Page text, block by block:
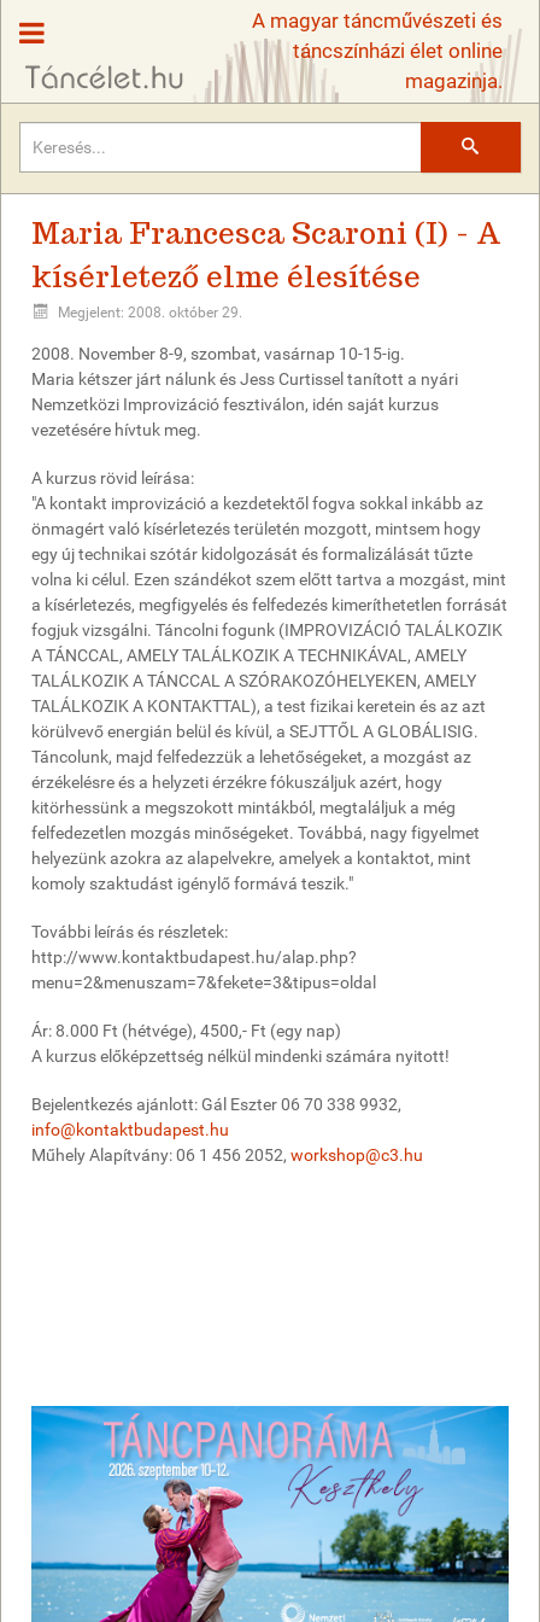
A magyar táncművészeti és
táncszínházi élet online
magazinja.
Maria Francesca Scaroni (I) - A
kísérletező elme élesítése
Megjelent: 2008. október 29.
2008. November 8-9, szombat, vasárnap 10-15-ig.
Maria kétszer járt nálunk és Jess Curtissel tanított a nyári
Nemzetközi Improvizáció fesztiválon, idén saját kurzus
vezetésére hívtuk meg.
A kurzus rövid leírása:
"A kontakt improvizáció a kezdetektől fogva sokkal inkább az
önmagért való kísérletezés területén mozgott, mintsem hogy
egy új technikai szótár kidolgozását és formalizálását tűzte
volna ki célul. Ezen szándékot szem előtt tartva a mozgást, mint
a kísérletezés, megfigyelés és felfedezés kimeríthetetlen forrását
fogjuk vizsgálni. Táncolni fogunk (IMPROVIZÁCIÓ TALÁLKOZIK
A TÁNCCAL, AMELY TALÁLKOZIK A TECHNIKÁVAL, AMELY
TALÁLKOZIK A TÁNCCAL A SZÓRAKOZÓHELYEKEN, AMELY
TALÁLKOZIK A KONTAKTTAL), a test fizikai keretein és az azt
körülvevő energián belül és kívül, a SEJTTŐL A GLOBÁLISIG.
Táncolunk, majd felfedezzük a lehetőségeket, a mozgást az
érzékelésre és a helyzeti érzékre fókuszáljuk azért, hogy
kitörhessünk a megszokott mintákból, megtaláljuk a még
felfedezetlen mozgás minőségeket. Továbbá, nagy figyelmet
helyezünk azokra az alapelvekre, amelyek a kontaktot, mint
komoly szaktudást igénylő formává teszik."
További leírás és részletek:
http://www.kontaktbudapest.hu/alap.php?
menu=2&menuszam=7&fekete=3&tipus=oldal
Ár: 8.000 Ft (hétvége), 4500,- Ft (egy nap)
A kurzus előképzettség nélkül mindenki számára nyitott!
Bejelentkezés ajánlott: Gál Eszter 06 70 338 9932,
info@kontaktbudapest.hu
Műhely Alapítvány: 06 1 456 2052, workshop@c3.hu